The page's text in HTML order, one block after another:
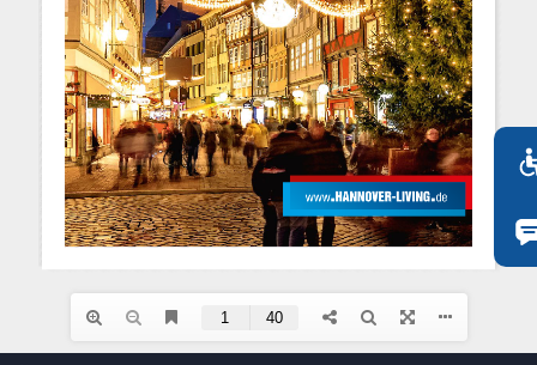
FI
ZH
KO
JA
UK
BG